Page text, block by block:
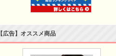
【広告】オススメ商品